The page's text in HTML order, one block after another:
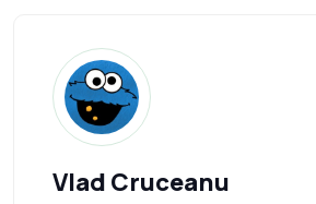
Vlad Cruceanu